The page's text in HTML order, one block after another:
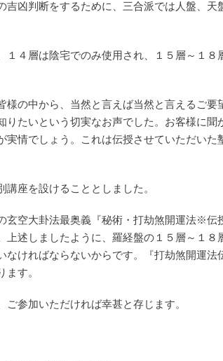
吉凶判断をするために、三合派では人盤、天
１４層は陰宅でのみ使用され、１５層～１８
様の中から、当然と言えば当然と言えるご要
りたいという切実なお声でした。お客様に聞
実情でしょう。これは伝授させていただいた
座を設けることとしました。
玄空大卦法最奥義『秘術・打劫煞開運法※伝
上述しましたように、羅経盤の１５層～１
なければならないからです。『打劫煞開運法
す。
参加いただければ幸甚と存じます。